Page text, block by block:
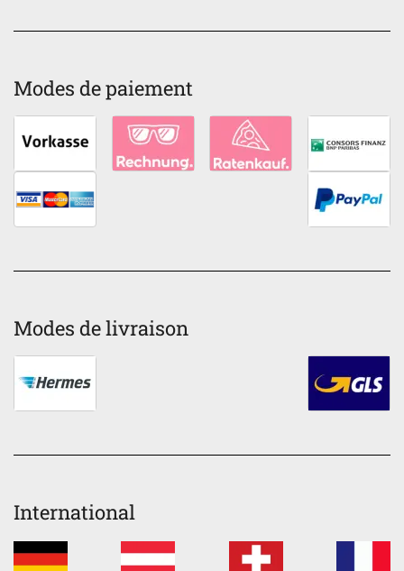
Modes de paiement
Modes de livraison
International